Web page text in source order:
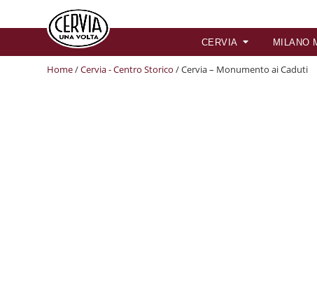
CERVIA MILANO
Home/Cervia - Centro Storico / Cervia – Monumento ai Caduti